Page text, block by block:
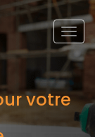
votre